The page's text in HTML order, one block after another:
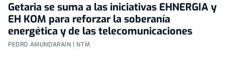
Getaria se suma a las iniciativas EHNERGIA y
EH KOM para reforzar la soberanía
energética y de las telecomunicaciones
PEDRO AMUNDARAIN | NTM